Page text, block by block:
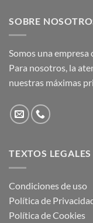
SOBRE
Somos una
Para nosotros, la
nuestras máximas
TEXTOS LEGALES
Condiciones de uso
Política de
Política de Cookies